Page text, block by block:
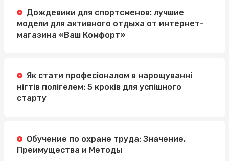
Дождевики для спортсменов: лучшие
модели для активного отдыха от интернет-
магазина «Ваш Комфорт»
Як стати професіоналом в нарощуванні
нігтів полігелем: 5 кроків для успішного
старту
Обучение по охране труда: Значение,
Преимущества и Методы